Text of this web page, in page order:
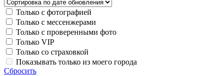
Только с фотографией
Только с мессенжерами
Только с проверенными фото
Только VIP
Только со страховкой
Показывать только из моего города
Сбросить